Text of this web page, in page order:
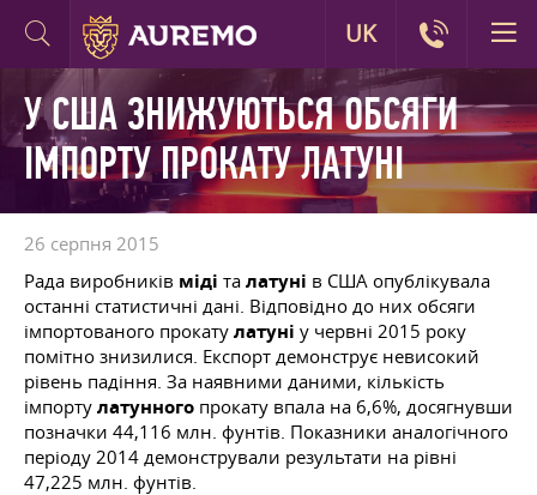
У США ЗНИЖУЮТЬСЯ ОБСЯГИ
ІМПОРТУ ПРОКАТУ ЛАТУНІ
26 серпня 2015
Рада виробників міді та латуні в США опублікувала
останні статистичні дані. Відповідно до них обсяги
імпортованого прокату латуні у червні 2015 року
помітно знизилися. Експорт демонструє невисокий
рівень падіння. За наявними даними, кількість
імпорту латунного прокату впала на 6,6%, досягнувши
позначки 44,116 млн. фунтів. Показники аналогічного
періоду 2014 демонстрували результати на рівні
47,225 млн. фунтів.
UK